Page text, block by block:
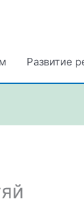
Развитие